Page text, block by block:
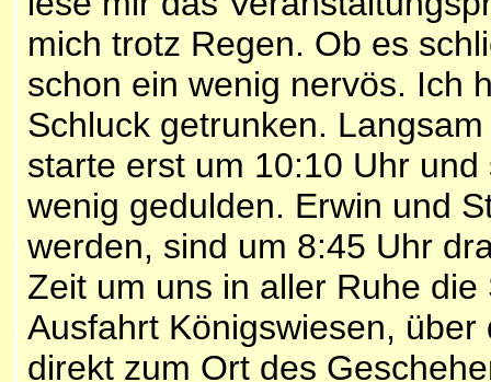
mich trotz Regen. Ob es
schon ein wenig nervös. Ich
Schluck getrunken.
starte erst um 10:10 Uhr
wenig gedulden. Erwin und
werden, sind um 8:45 Uhr
Zeit um uns in aller Ruhe
Ausfahrt Königswiesen,
direkt zum Ort des